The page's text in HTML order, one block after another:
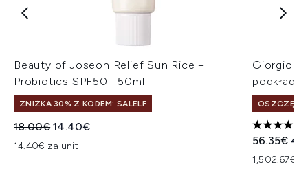
Beauty of Joseon Relief Sun Rice +
Probiotics SPF50+ 50ml
ZNIŻKA 30% Z KODEM: SALELF
Sugerowana cena detaliczna:
18.00€Aktualna cena:
14.40€
14.40€ za unit
Giorgio
podkład
OSZCZĘDŹ
5
56.35€
1,502.67€